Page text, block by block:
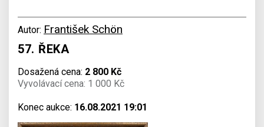
Autor: František Schön
57. ŘEKA
Dosažená cena: 2 800 Kč
Vyvolávací cena: 1 000 Kč
Konec aukce: 16.08.2021 19:01